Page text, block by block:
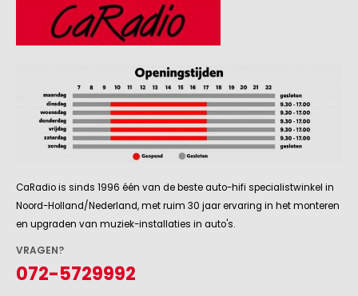
CaRadio is sinds 1996 één van de beste auto-hifi specialistwinkel in
Noord-Holland/Nederland, met ruim 30 jaar ervaring in het monteren
en upgraden van muziek-installaties in auto's.
VRAGEN?
072-5729992